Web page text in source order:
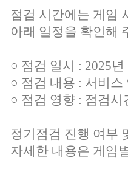
점검 시간에는 게임
아래 일정을 확인해
○ 점검 일시 : 2025
○ 점검 내용 : 서비스
○ 점검 영향 : 점검
정기점검 진행 여부
자세한 내용은 게임